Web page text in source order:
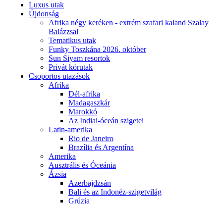
Luxus utak
Újdonság
Afrika négy keréken - extrém szafari kaland Szalay
Balázzsal
Tematikus utak
Funky Toszkána 2026. október
Sun Siyam resortok
Privát körutak
Csoportos utazások
Afrika
Dél-afrika
Madagaszkár
Marokkó
Az Indiai-óceán szigetei
Latin-amerika
Rio de Janeiro
Brazília és Argentína
Amerika
Ausztrális és Óceánia
Ázsia
Azerbajdzsán
Bali és az Indonéz-szigetvilág
Grúzia